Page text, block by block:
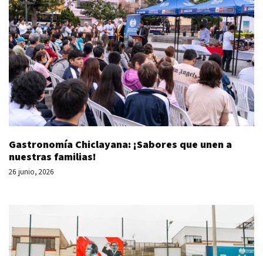
Gastronomía Chiclayana: ¡Sabores que unen a
nuestras familias!
26 junio, 2026